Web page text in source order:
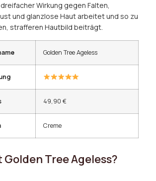
Wirkung gegen Falten,
und glanzlose Haut arbeitet und so zu
strafferen Hautbild beiträgt.
Golden Tree Ageless
49,90 €
Creme
Golden Tree Ageless?